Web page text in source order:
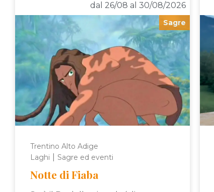
dal 26/08 al 30/08/2026
Sagre
Trentino Alto Adige
Laghi
Sagre ed eventi
Notte di Fiaba